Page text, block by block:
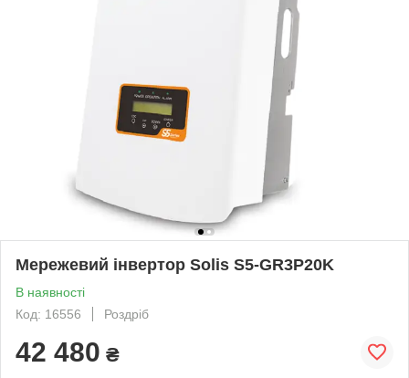
Мережевий інвертор Solis S5-GR3P20K
В наявності
Код: 16556
Роздріб
42 480 ₴